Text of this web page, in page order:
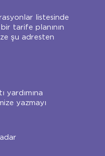
listesinde
tarife planının
şu adresten
yardımına
yazmayı